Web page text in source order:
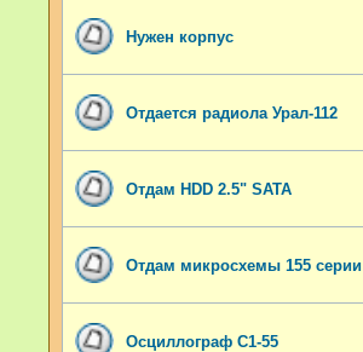
Нужен корпус
Отдается радиола Урал-112
Отдам HDD 2.5" SATA
Отдам микросхемы 155 серии
Осциллограф С1-55